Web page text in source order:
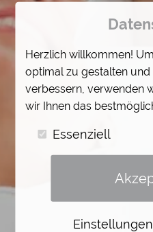
Herzlich willkommen!
optimal zu gestalten
verbessern, verwenden
wir Ihnen das
Essenziell